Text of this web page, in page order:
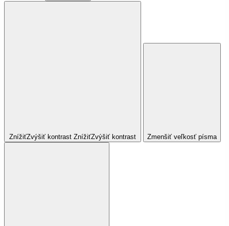
ZnížiťZvýšiť kontrast ZnížiťZvýšiť kontrast Zmenšiť veľkosť písma